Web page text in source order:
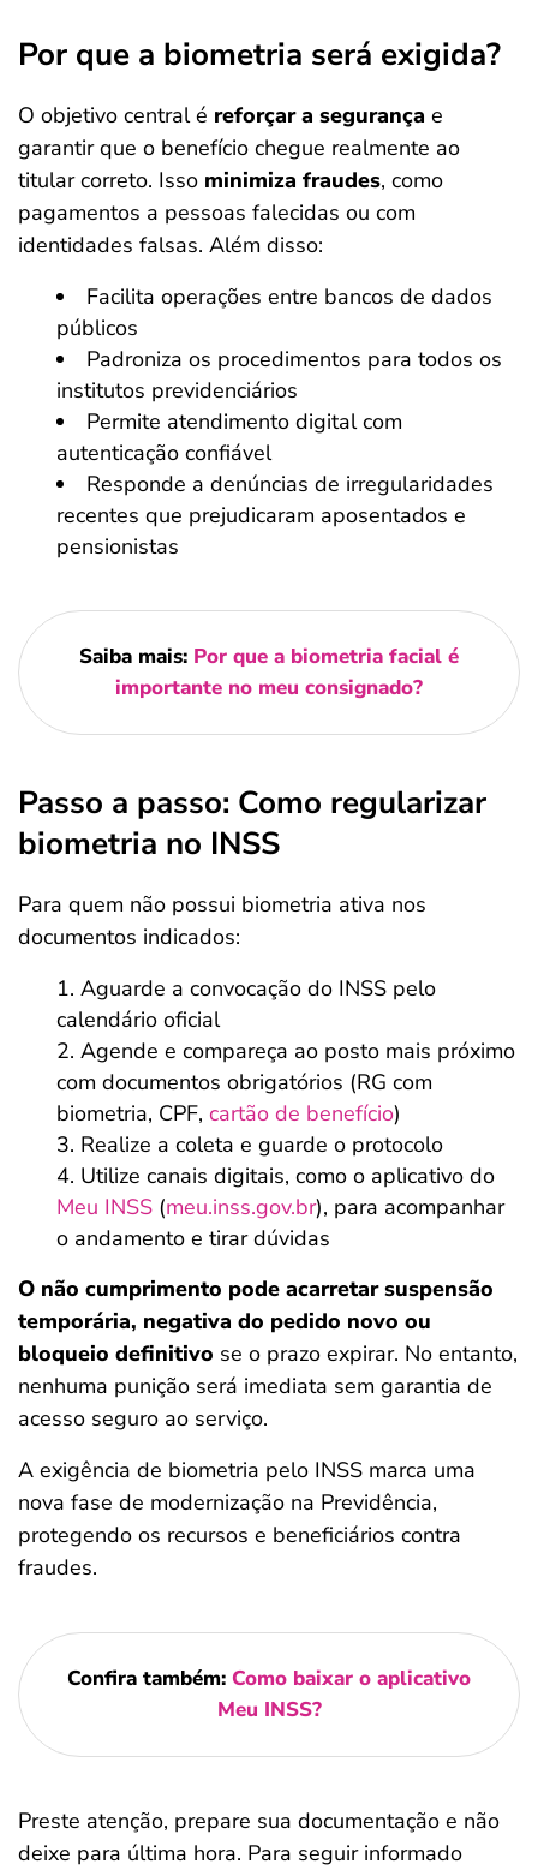
Por que a biometria será exigida?
O objetivo central é reforçar a segurança e
garantir que o benefício chegue realmente ao
titular correto. Isso minimiza fraudes, como
pagamentos a pessoas falecidas ou com
identidades falsas. Além disso:
Facilita operações entre bancos de dados
públicos
Padroniza os procedimentos para todos os
institutos previdenciários
Permite atendimento digital com
autenticação confiável
Responde a denúncias de irregularidades
recentes que prejudicaram aposentados e
pensionistas
Saiba mais: Por que a biometria facial é
importante no meu consignado?
Passo a passo: Como regularizar
biometria no INSS
Para quem não possui biometria ativa nos
documentos indicados:
Aguarde a convocação do INSS pelo
calendário oficial
Agende e compareça ao posto mais próximo
com documentos obrigatórios (RG com
biometria, CPF, cartão de benefício)
Realize a coleta e guarde o protocolo
Utilize canais digitais, como o aplicativo do
Meu INSS (meu.inss.gov.br), para acompanhar
o andamento e tirar dúvidas
O não cumprimento pode acarretar suspensão
temporária, negativa do pedido novo ou
bloqueio definitivo se o prazo expirar. No entanto,
nenhuma punição será imediata sem garantia de
acesso seguro ao serviço.
A exigência de biometria pelo INSS marca uma
nova fase de modernização na Previdência,
protegendo os recursos e beneficiários contra
fraudes.
Confira também: Como baixar o aplicativo
Meu INSS?
Preste atenção, prepare sua documentação e não
deixe para última hora. Para seguir informado